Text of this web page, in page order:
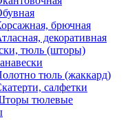
брючная
декоративная
тюль (шторы)
тюль (жаккард)
салфетки
тюлевые